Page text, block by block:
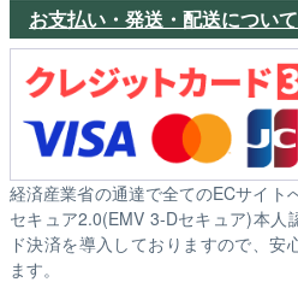
お支払い・発送・配送について
経済産業省の通達で全てのECサイト
セキュア2.0(EMV 3-Dセキュア)本人
ド決済を導入しておりますので、
ます。